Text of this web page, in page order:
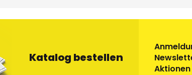
Katalog bestellen